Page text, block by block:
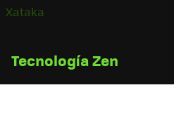
Xataka
Tecnología Zen